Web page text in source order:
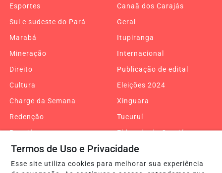
Esportes
Canaã dos Carajás
Sul e sudeste do Pará
Geral
Marabá
Itupiranga
Mineração
Internacional
Direito
Publicação de edital
Cultura
Eleições 2024
Charge da Semana
Xinguara
Redenção
Tucuruí
Pacajá
Eldorado do Carajás
Amazônia
Entretenimento
Breu Branco
Cumaru do Norte
Termos de Uso e Privacidade
Esse site utiliza cookies para melhorar sua experiência